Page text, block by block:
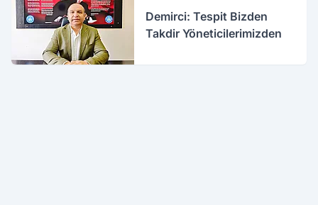
Demirci: Tespit Bizden
Takdir Yöneticilerimizden